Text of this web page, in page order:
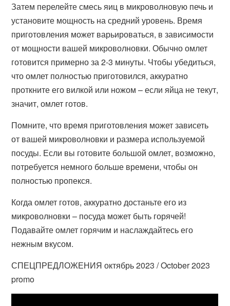
Затем перелейте смесь яиц в микроволновую печь и
установите мощность на средний уровень. Время
приготовления может варьироваться, в зависимости
от мощности вашей микроволновки. Обычно омлет
готовится примерно за 2-3 минуты. Чтобы убедиться,
что омлет полностью приготовился, аккуратно
проткните его вилкой или ножом – если яйца не текут,
значит, омлет готов.
Помните, что время приготовления может зависеть
от вашей микроволновки и размера используемой
посуды. Если вы готовите большой омлет, возможно,
потребуется немного больше времени, чтобы он
полностью пропекся.
Когда омлет готов, аккуратно достаньте его из
микроволновки – посуда может быть горячей!
Подавайте омлет горячим и наслаждайтесь его
нежным вкусом.
СПЕЦПРЕДЛОЖЕНИЯ октябрь 2023 / October 2023
promo